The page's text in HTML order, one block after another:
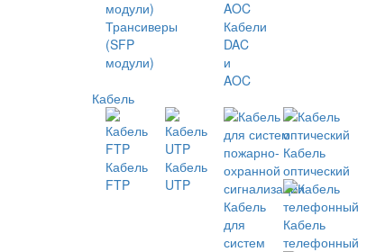
Трансиверы
(SFP
модули)
Кабели
DAC
и
AOC
Кабель
Кабель
FTP
Кабель
UTP
Кабель
для
систем
Кабель
оптический
Кабель
телефонный